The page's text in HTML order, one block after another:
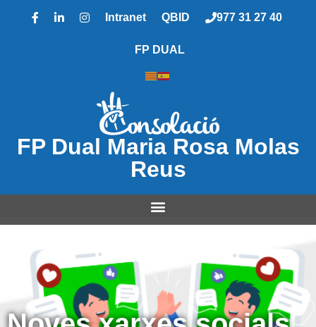
Intranet QBID 977 31 27 40
FP DUAL
FP Dual Maria Rosa Molas
Reus